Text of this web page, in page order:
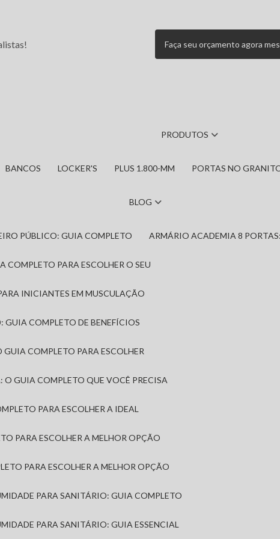
Faça seu orçamento agora
PRODUTOS
BANCOS LOCKER'S PLUS 1.800-MM PORTAS NO
BLOG
PÚBLICO: GUIA COMPLETO ARMÁRIO ACADEMIA 8
COMPLETO PARA ESCOLHER O SEU
INICIANTES EM MUSCULAÇÃO
GUIA COMPLETO DE BENEFÍCIOS
COMPLETO PARA ESCOLHER
O GUIA COMPLETO QUE VOCÊ PRECISA
PARA ESCOLHER A IDEAL
PARA ESCOLHER A MELHOR OPÇÃO
PARA ESCOLHER A MELHOR OPÇÃO
PARA SANITÁRIO: GUIA COMPLETO
PARA SANITÁRIO: GUIA ESSENCIAL